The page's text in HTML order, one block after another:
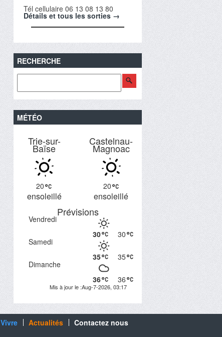
Tél cellulaire 06 13 08 13 80
Détails et tous les sorties →
RECHERCHE
MÉTÉO
Trie-sur-
Baïse
20
ensoleillé
Castelnau-
Magnoac
20
ensoleillé
Prévisions
Vendredi
30
30
Samedi
35
35
Dimanche
36
36
Mis à jour le :Aug-7-2026, 03:17
Vivre Actualités Contactez nous